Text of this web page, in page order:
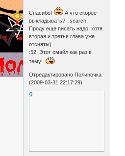
Спасибо!
А что скорее
выкладывать? :search:
Проду еще писать надо, хотя
вторая и третья глава уже
отсняты)
:52: Этот смайл как раз в
тему!
Отредактировано Полиночка
(2009-03-31 22:17:29)
0